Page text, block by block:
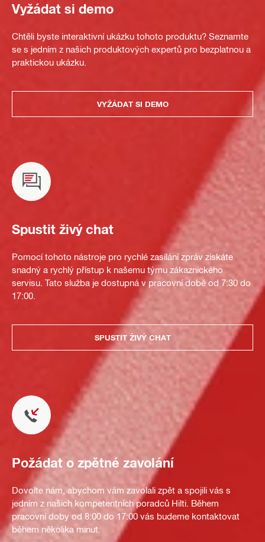
Vyžádat si demo
Chtěli byste interaktivní ukázku tohoto produktu? Seznamte
se s jedním z našich produktových expertů pro bezplatnou a
praktickou ukázku.
VYŽÁDAT SI DEMO
Spustit živý chat
Pomocí tohoto nástroje pro rychlé zasílání zpráv získáte
snadný a rychlý přístup k našemu týmu zákaznického
servisu. Tato služba je dostupná v pracovní době od 7:30 do
17:00.
SPUSTIT ŽIVÝ CHAT
Požádat o zpětné zavolání
Dovolte nám, abychom vám zavolali zpět a spojili vás s
jedním z našich kompetentních poradců Hilti. Během
pracovní doby od 8:00 do 17:00 vás budeme kontaktovat
během několika minut.